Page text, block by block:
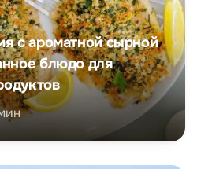
с ароматной сырной
блюдо для